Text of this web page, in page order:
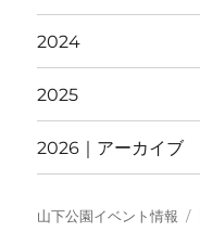
2024
2025
2026｜アーカイブ
山下公園イベント情報